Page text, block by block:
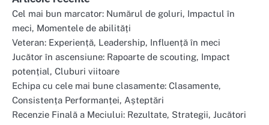
Cel mai bun marcator: Numărul de goluri, Impactul în
meci, Momentele de abilități
Veteran: Experiență, Leadership, Influență în meci
Jucător în ascensiune: Rapoarte de scouting, Impact
potențial, Cluburi viitoare
Echipa cu cele mai bune clasamente: Clasamente,
Consistența Performanței, Așteptări
Recenzie Finală a Meciului: Rezultate, Strategii, Jucători